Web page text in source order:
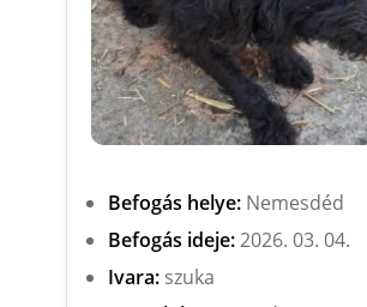
Befogás helye:Nemesdéd
Befogás ideje:2026. 03. 04.
Ivara:szuka